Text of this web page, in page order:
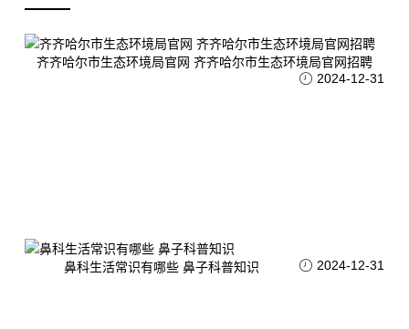
齐齐哈尔市生态环境局官网 齐齐哈尔市生态环境局官网招聘
2024-12-31
鼻科生活常识有哪些 鼻子科普知识 2024-12-31